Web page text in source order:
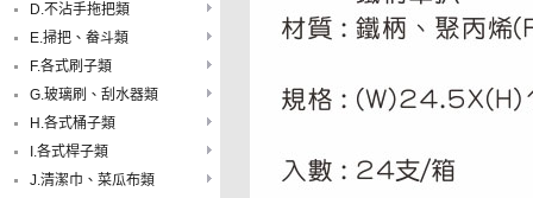
D.不沾手拖把類
E.掃把、畚斗類
F.各式刷子類
G.玻璃刷、刮水器類
H.各式桶子類
I.各式桿子類
J.清潔巾、菜瓜布類